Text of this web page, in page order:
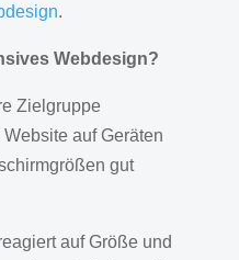
.
Webdesign?
Zielgruppe
auf Geräten
gut
auf Größe und